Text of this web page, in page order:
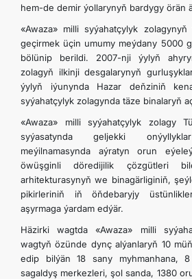
hem-de demir ýollarynyň bardygy örän
«Awaza» milli syýahatçylyk zolagynyň
geçirmek üçin umumy meýdany 5000
bölünip berildi. 2007-nji ýylyň
zolagyň ilkinji desgalarynyň
ýylyň iýunynda Hazar deňziniň
syýahatçylyk zolagynda täze binalaryň
«Awaza» milli syýahatçylyk zolagy
syýasatynda geljekki
meýilnamasynda aýratyn orun
öwüşginli döredijilik çözgütleri
arhitekturasynyň we binagärliginiň,
pikirleriniň iň öňdebaryjy
aşyrmaga ýardam edýär.
Häzirki wagtda «Awaza» milli
wagtyň özünde dynç alýanlaryň 10
edip bilýän 18 sany myhmanhana,
sagaldyş merkezleri, şol sanda, 1380